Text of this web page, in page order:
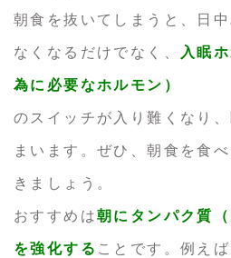
朝食を抜いてしまうと、日
なくなるだけでなく、 入眠
為に必要なホルモン）
のスイッチが入り難くなり
まいます。ぜひ、朝食を食
きましょう。
おすすめは朝にタンパク質
を強化する ことです。例え